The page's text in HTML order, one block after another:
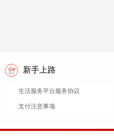
新手上路
生活服务平台服务协议
支付注意事项